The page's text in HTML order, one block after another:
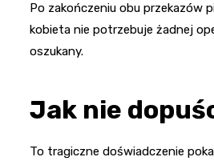
Po zakończeniu obu przekazów
kobieta nie potrzebuje żadnej
oszukany.
Jak nie
To tragiczne doświadczenie